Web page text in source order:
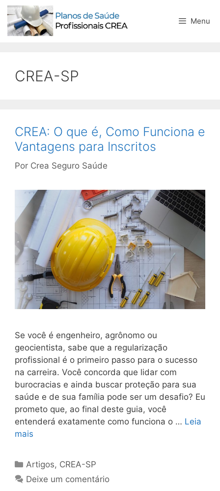
Menu
CREA-SP
CREA: O que é, Como Funciona e
Vantagens para Inscritos
Por Crea Seguro Saúde
Se você é engenheiro, agrônomo ou
geocientista, sabe que a regularização
profissional é o primeiro passo para o sucesso
na carreira. Você concorda que lidar com
burocracias e ainda buscar proteção para sua
saúde e de sua família pode ser um desafio? Eu
prometo que, ao final deste guia, você
entenderá exatamente como funciona o … Leia
mais
Artigos, CREA-SP
Deixe um comentário